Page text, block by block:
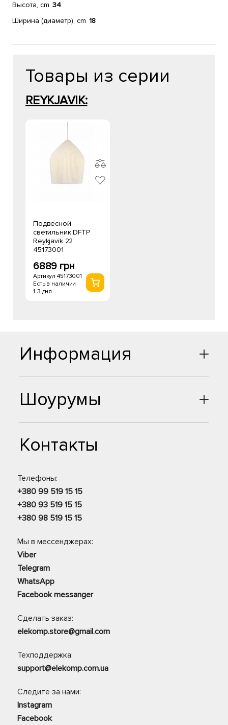
Высота, cm 34
Ширина (диаметр), cm 18
Товары из серии
REYKJAVIK:
Подвесной
светильник DFTP
Reykjavik 22
45173001
6889 грн
Артикул 45173001
Есть в наличии
1-3 дня
Шоурумы
Контакты
Телефоны:
+380 99 519 15 15
+380 93 519 15 15
+380 98 519 15 15
Мы в мессенджерах:
Viber
Telegram
WhatsApp
Facebook messanger
Сделать заказ:
elekomp.store@gmail.com
Техподдержка:
support@elekomp.com.ua
Следите за нами:
Instagram
Facebook
Информация